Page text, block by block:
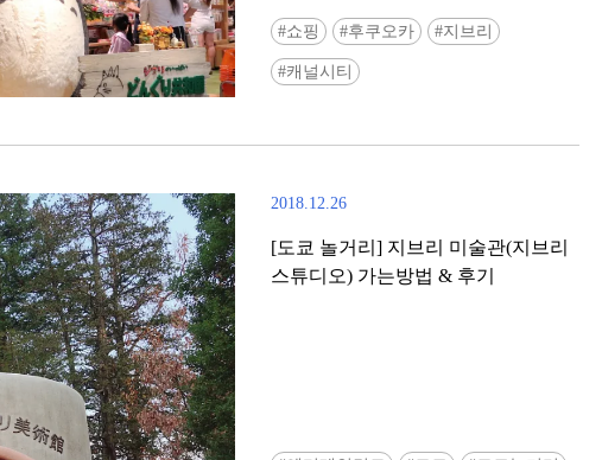
쇼핑 후쿠오카 지브리
캐널시티
2018.12.26
[도쿄 놀거리] 지브리 미술관(지브리
스튜디오) 가는방법 & 후기
쿠폰 선착순 증정!